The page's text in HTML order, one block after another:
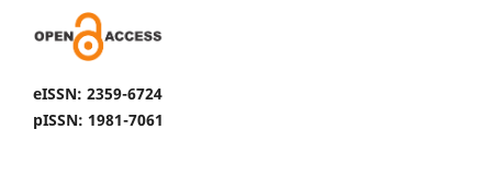
eISSN: 2359-6724
pISSN: 1981-7061